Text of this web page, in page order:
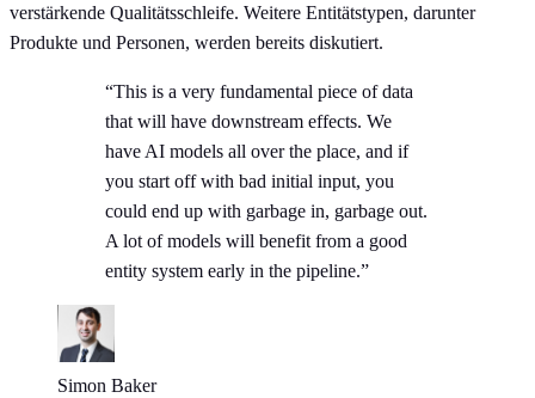
verstärkende Qualitätsschleife. Weitere Entitätstypen, darunter
Produkte und Personen, werden bereits diskutiert.
“This is a very fundamental piece of data
that will have downstream effects. We
have AI models all over the place, and if
you start off with bad initial input, you
could end up with garbage in, garbage out.
A lot of models will benefit from a good
entity system early in the pipeline.”
Simon Baker